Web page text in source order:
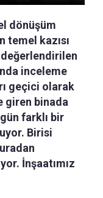
dönüşüm
temel kazısı
değerlendirilen
inceleme
geçici olarak
giren binada
farklı bir
Birisi
İnşaatımız